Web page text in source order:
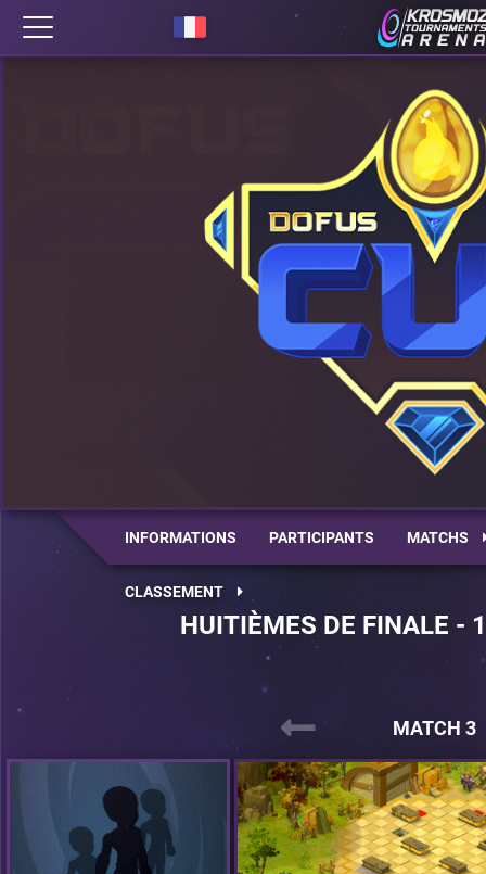
INFORMATIONS PARTICIPANTS MATCHS
CLASSEMENT
HUITIÈMES DE FINALE
MATCH 3